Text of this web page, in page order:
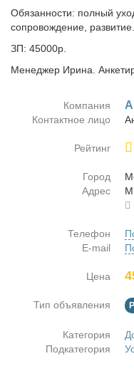
Обязанности: полный
сопровождение,
ЗП: 45000р.
Менеджер Ирина.
Компания
Контактное лицо
Рейтинг
Город
Адрес
Телефон
E-mail
Цена
Тип объявления
Категория
Подкатегория